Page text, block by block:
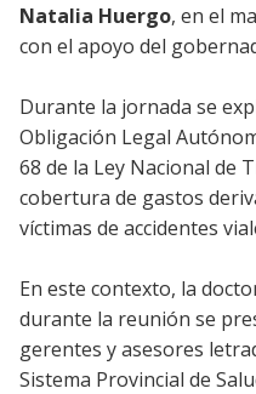
Natalia Huergo, en el
con el apoyo del
Durante la jornada se
Obligación Legal
68 de la Ley Nacional de
cobertura de gastos
víctimas de accidentes
En este contexto, la
durante la reunión se
gerentes y asesores
Sistema Provincial de